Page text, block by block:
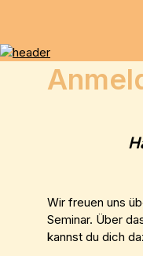
Wir freuen uns
Seminar. Über
kannst du dich